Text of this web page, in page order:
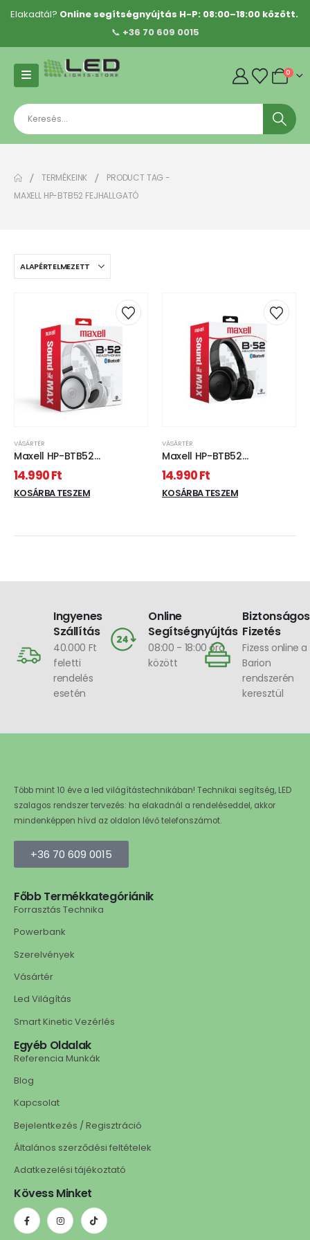
Elakadtál? Online segítségnyújtás H-P: 08:00–18:00 között.
📞 +36 70 609 0015
0
TERMÉKEINK
PRODUCT TAG -
MAXELL HP-BTB52 FEJHALLGATÓ
VÁSÁRTÉR
Maxell HP-BTB52
fejhallgató - fehér
14.990Ft
KOSÁRBA TESZEM
VÁSÁRTÉR
Maxell HP-BTB52
fejhallgató - fekete
14.990Ft
KOSÁRBA TESZEM
Ingyenes
Szállítás
40.000 Ft
feletti
rendelés
esetén
Online
Segítségnyújtás
08:00 - 18:00 óra
között
Biztonságos
Fizetés
Fizess online a
Barion
rendszerén
keresztül
Több mint 10 éve a led világítástechnikában! Technikai segítség, LED
szalagos rendszer tervezés: ha elakadnál a rendeléseddel, akkor
mindenképpen hívd az oldalon lévő telefonszámot.
+36 70 609 0015
Főbb Termékkategóriánik
Forrasztás Technika
Powerbank
Szerelvények
Vásártér
Led Világítás
Smart Kinetic Vezérlés
Egyéb Oldalak
Referencia Munkák
Blog
Kapcsolat
Bejelentkezés / Regisztráció
Általános szerződési feltételek
Adatkezelési tájékoztató
Kövess Minket